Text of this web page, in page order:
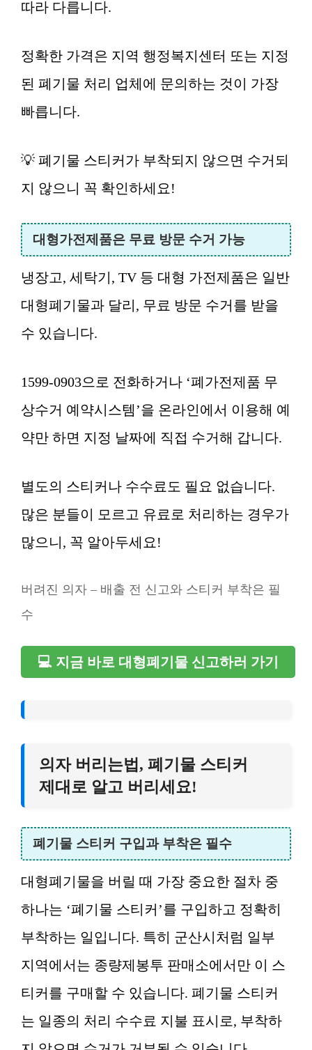
따라 다릅니다.
정확한 가격은 지역 행정복지센터 또는 지정
된 폐기물 처리 업체에 문의하는 것이 가장
빠릅니다.
💡 폐기물 스티커가 부착되지 않으면 수거되
지 않으니 꼭 확인하세요!
대형가전제품은 무료 방문 수거 가능
냉장고, 세탁기, TV 등 대형 가전제품은 일반
대형폐기물과 달리, 무료 방문 수거를 받을
수 있습니다.
1599-0903으로 전화하거나 ‘폐가전제품 무
상수거 예약시스템’을 온라인에서 이용해 예
약만 하면 지정 날짜에 직접 수거해 갑니다.
별도의 스티커나 수수료도 필요 없습니다.
많은 분들이 모르고 유료로 처리하는 경우가
많으니, 꼭 알아두세요!
버려진 의자 – 배출 전 신고와 스티커 부착은 필
수
💻 지금 바로 대형폐기물 신고하러 가기
의자 버리는법, 폐기물 스티커
제대로 알고 버리세요!
폐기물 스티커 구입과 부착은 필수
대형폐기물을 버릴 때 가장 중요한 절차 중
하나는 ‘폐기물 스티커’를 구입하고 정확히
부착하는 일입니다. 특히 군산시처럼 일부
지역에서는 종량제봉투 판매소에서만 이 스
티커를 구매할 수 있습니다. 폐기물 스티커
는 일종의 처리 수수료 지불 표시로, 부착하